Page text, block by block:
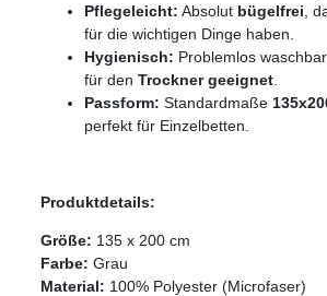
Pflegeleicht: Absolut bügelfrei ,
für die wichtigen Dinge haben.
Hygienisch: Problemlos
für denTrockner geeignet
Passform: Standardmaße
perfekt für Einzelbetten.
Produktdetails:
Größe: 135 x 200 cm
Farbe:Grau
Material: 100% Polyester (Microfaser)